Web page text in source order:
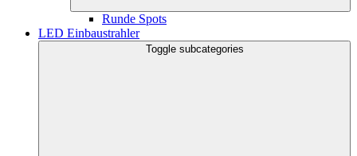
Runde Spots
LED Einbaustrahler
Toggle subcategories